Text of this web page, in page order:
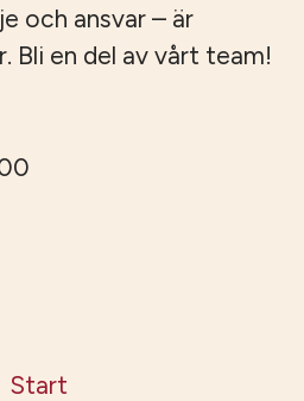
och ansvar – är
Bli en del av vårt team!
Start